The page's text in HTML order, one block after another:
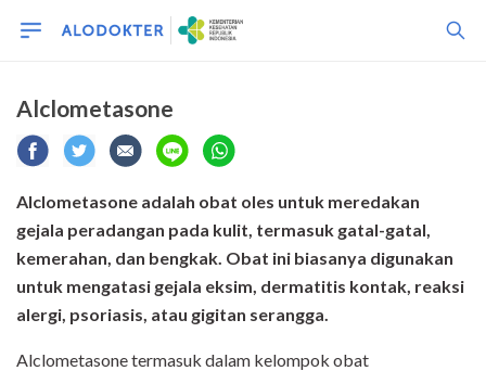
Alclometasone
Alclometasone adalah obat oles untuk meredakan
gejala peradangan pada kulit, termasuk gatal-gatal,
kemerahan, dan bengkak. Obat ini biasanya digunakan
untuk mengatasi gejala eksim, dermatitis kontak, reaksi
alergi, psoriasis, atau gigitan serangga.
Alclometasone termasuk dalam kelompok obat